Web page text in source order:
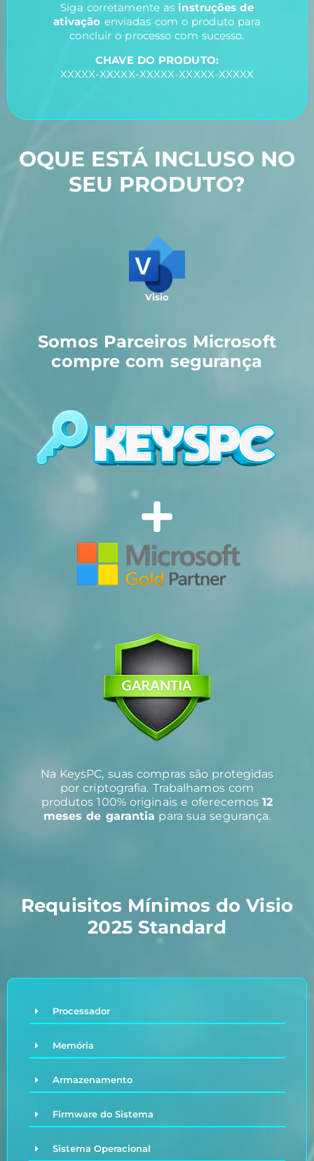
Siga corretamente asinstruções de
ativação enviadas com o produto para
concluir o processo com sucesso.
CHAVE DO PRODUTO:
XXXXX-XXXXX-XXXXX-XXXXX-XXXXX
OQUE ESTÁ INCLUSO NO
SEU PRODUTO?
Visio
Somos Parceiros Microsoft
compre com segurança
Na KeysPC, suas compras são protegidas
por criptografia. Trabalhamos com
produtos 100% originais e oferecemos12
meses de garantia para sua segurança.
Requisitos Mínimos do Visio
2025 Standard
Processador
Memória
Armazenamento
Firmware do Sistema
Sistema Operacional